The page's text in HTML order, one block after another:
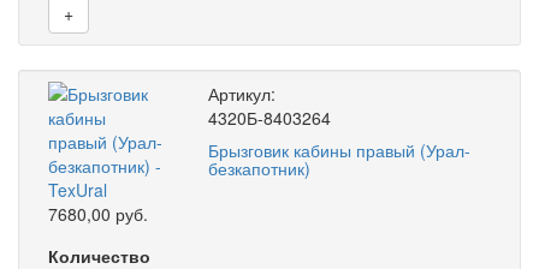
+
Артикул:
4320Б-8403264
Брызговик кабины правый (Урал-
безкапотник)
7680,00 руб.
Количество